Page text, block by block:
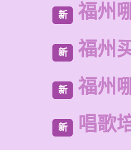
新 福州
新 福州
新 福州
新 唱歌